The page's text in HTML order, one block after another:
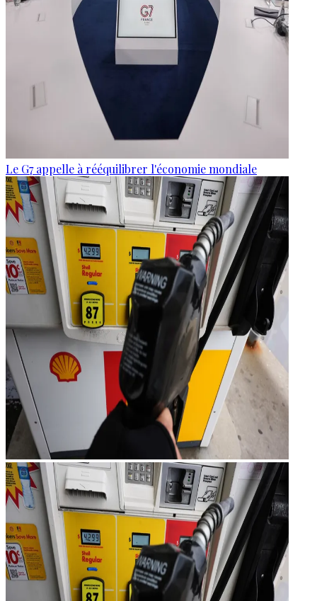
Le G7 appelle à rééquilibrer l'économie mondiale